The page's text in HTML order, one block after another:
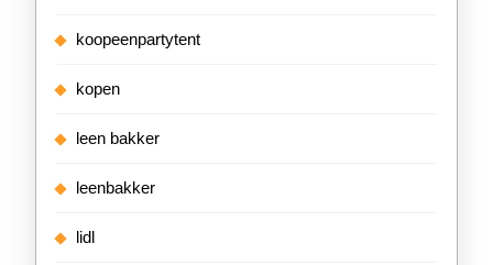
koopeenpartytent
kopen
leen bakker
leenbakker
lidl